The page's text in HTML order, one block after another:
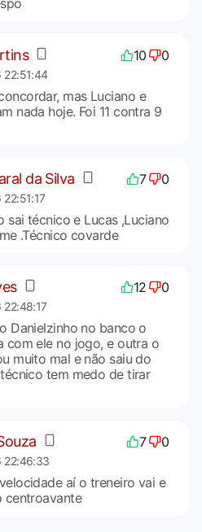
10 0
22:51:44
mas Luciano e
nada hoje. Foi 11 contra 9
da Silva 7 0
sai técnico e Lucas ,Luciano
.Técnico covarde
12 0
Danielzinho no banco o
com ele no jogo, e outra o
muito mal e não saiu do
tem medo de tirar
7 0
22:46:33
aí o treneiro vai e
centroavante